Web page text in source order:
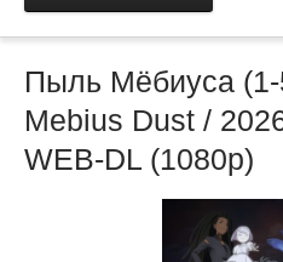
Пыль Мёбиуса (1-
Mebius Dust /
WEB-DL (1080p)